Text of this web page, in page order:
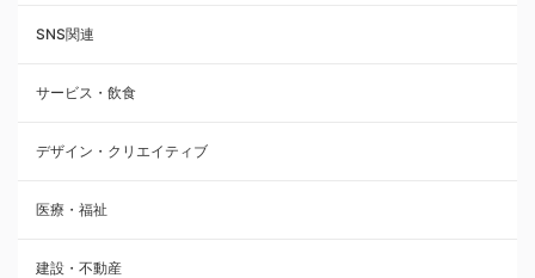
SNS関連
サービス・飲食
デザイン・クリエイティブ
医療・福祉
建設・不動産